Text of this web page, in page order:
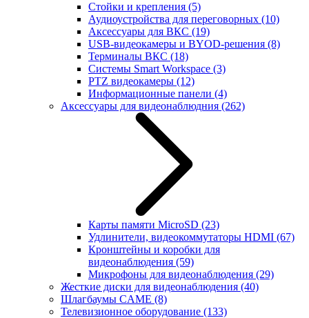
Стойки и крепления (5)
Аудиоустройства для переговорных (10)
Аксессуары для ВКС (19)
USB-видеокамеры и BYOD-решения (8)
Терминалы ВКС (18)
Системы Smart Workspace (3)
PTZ видеокамеры (12)
Информационные панели (4)
Аксессуары для видеонаблюдния (262)
Карты памяти MicroSD (23)
Удлинители, видеокоммутаторы HDMI (67)
Кронштейны и коробки для
видеонаблюдения (59)
Микрофоны для видеонаблюдения (29)
Жесткие диски для видеонаблюдения (40)
Шлагбаумы CAME (8)
Телевизионное оборудование (133)